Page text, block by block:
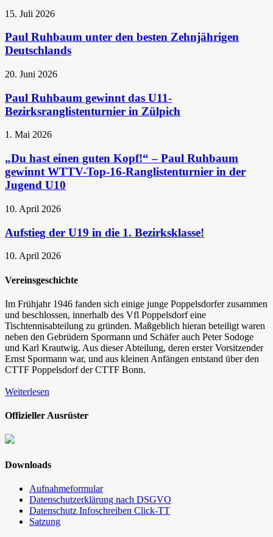
15. Juli 2026
Paul Ruhbaum unter den besten Zehnjährigen
Deutschlands
20. Juni 2026
Paul Ruhbaum gewinnt das U11-
Bezirksranglistenturnier in Zülpich
1. Mai 2026
„Du hast einen guten Kopf!“ – Paul Ruhbaum
gewinnt WTTV-Top-16-Ranglistenturnier in der
Jugend U10
10. April 2026
Aufstieg der U19 in die 1. Bezirksklasse!
10. April 2026
Vereinsgeschichte
Im Frühjahr 1946 fanden sich einige junge Poppelsdorfer zusammen
und beschlossen, innerhalb des Vfl Poppelsdorf eine
Tischtennisabteilung zu gründen. Maßgeblich hieran beteiligt waren
neben den Gebrüdern Spormann und Schäfer auch Peter Sodoge
und Karl Krautwig. Aus dieser Abteilung, deren erster Vorsitzender
Ernst Spormann war, und aus kleinen Anfängen entstand über den
CTTF Poppelsdorf der CTTF Bonn.
Weiterlesen
Offizieller Ausrüster
Downloads
Aufnahmeformular
Datenschutzerklärung nach DSGVO
Datenschutz Infoschreiben Click-TT
Satzung